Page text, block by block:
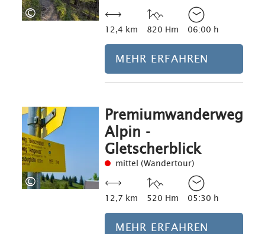
©
12,4 km 820 Hm 06:00 h
MEHR ERFAHREN
©
Premiumwanderweg
Alpin -
Gletscherblick
mittel (Wandertour)
12,7 km 520 Hm 05:30 h
MEHR ERFAHREN